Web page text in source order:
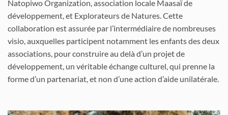
Natopiwo Organization, association locale Maasaï de
développement, et Explorateurs de Natures. Cette
collaboration est assurée par l’intermédiaire de nombreuses
visio, auxquelles participent notamment les enfants des deux
associations, pour construire au delà d’un projet de
développement, un véritable échange culturel, qui prenne la
forme d’un partenariat, et non d’une action d’aide unilatérale.